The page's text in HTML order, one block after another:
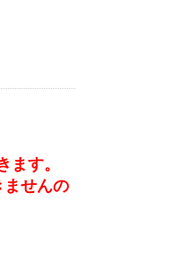
す。
ませんの